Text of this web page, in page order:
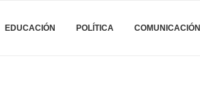
EDUCACIÓN POLÍTICA COMUNICACIÓN